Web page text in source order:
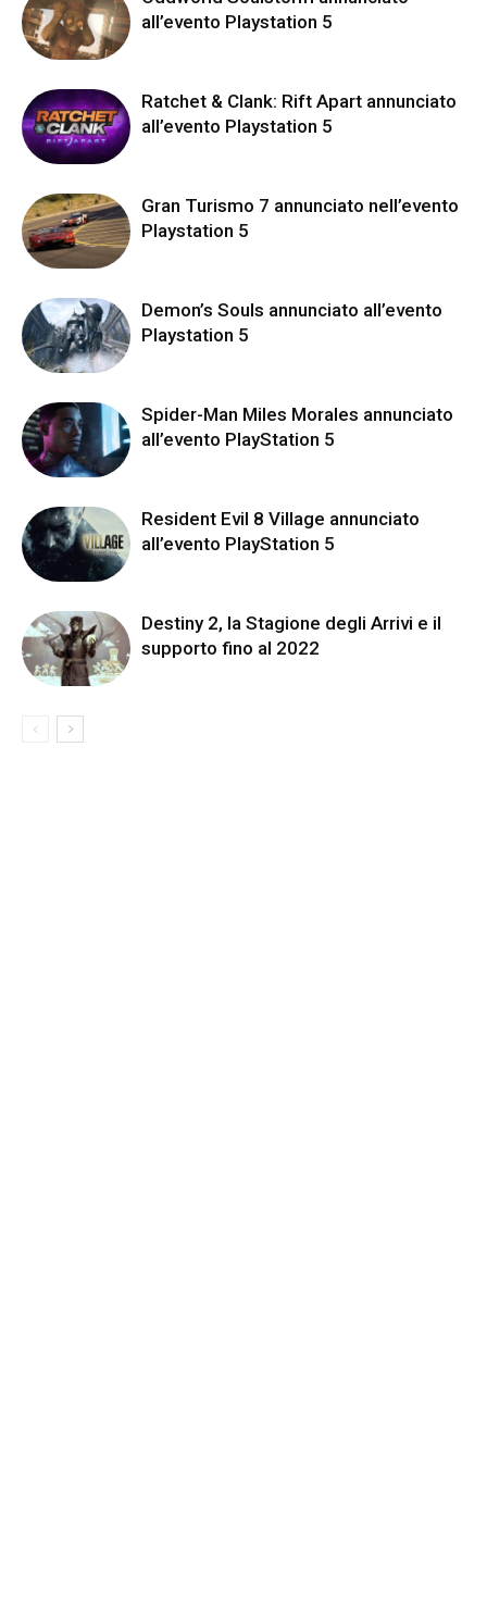
all’evento Playstation 5
Ratchet & Clank: Rift Apart annunciato
all’evento Playstation 5
Gran Turismo 7 annunciato nell’evento
Playstation 5
Demon’s Souls annunciato all’evento
Playstation 5
Spider-Man Miles Morales annunciato
all’evento PlayStation 5
Resident Evil 8 Village annunciato
all’evento PlayStation 5
Destiny 2, la Stagione degli Arrivi e il
supporto fino al 2022